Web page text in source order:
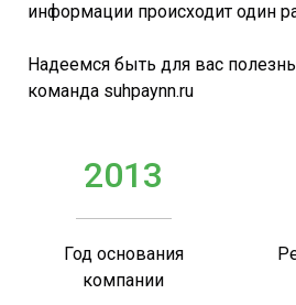
информации происходит один
Надеемся быть для вас
команда suhpaynn.ru
2013
Год основания
компании